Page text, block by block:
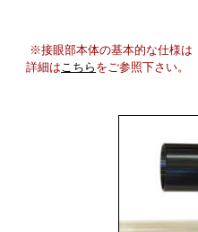
※接眼部本体の基本的な仕様は
詳細はこちら をご参照下さい。